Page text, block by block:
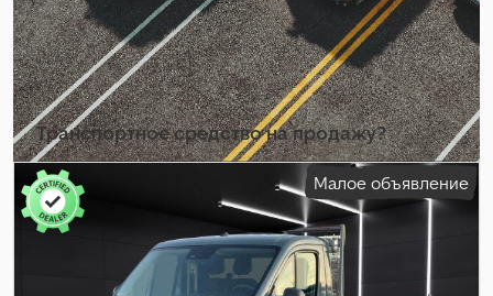
Транспортное средство на продажу?
Создать объявлениеМалое объявление